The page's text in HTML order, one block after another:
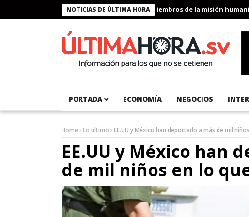
NOTICIAS DE ÚLTIMA HORA
Presidente Bukele condecora a miembros de la misión
PORTADA ECONOMÍA NEGOCIOS
Home Lo último EE.UU y México han deportado a más de mil
EE.UU y México han
de mil niños en lo